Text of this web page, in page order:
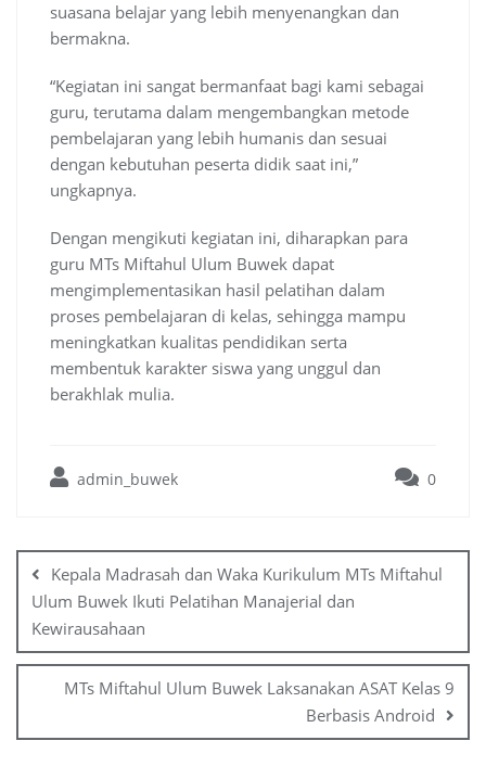
suasana belajar yang lebih menyenangkan dan
bermakna.
“Kegiatan ini sangat bermanfaat bagi kami sebagai
guru, terutama dalam mengembangkan metode
pembelajaran yang lebih humanis dan sesuai
dengan kebutuhan peserta didik saat ini,”
ungkapnya.
Dengan mengikuti kegiatan ini, diharapkan para
guru MTs Miftahul Ulum Buwek dapat
mengimplementasikan hasil pelatihan dalam
proses pembelajaran di kelas, sehingga mampu
meningkatkan kualitas pendidikan serta
membentuk karakter siswa yang unggul dan
berakhlak mulia.
admin_buwek 0
navigation
Kepala Madrasah dan Waka Kurikulum MTs Miftahul
Ulum Buwek Ikuti Pelatihan Manajerial dan
Kewirausahaan
MTs Miftahul Ulum Buwek Laksanakan ASAT Kelas 9
Berbasis Android